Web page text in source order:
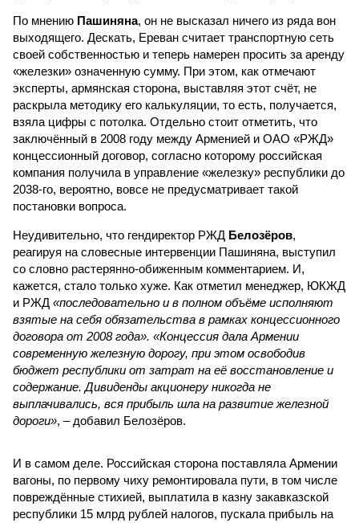
По мнению Пашиняна, он не высказал ничего из ряда вон
выходящего. Дескать, Ереван считает транспортную сеть
своей собственностью и теперь намерен просить за аренду
«железки» означенную сумму. При этом, как отмечают
эксперты, армянская сторона, выставляя этот счёт, не
раскрыла методику его калькуляции, то есть, получается,
взяла цифры с потолка. Отдельно стоит отметить, что
заключённый в 2008 году между Арменией и ОАО «РЖД»
концессионный договор, согласно которому российская
компания получила в управление «железку» республики до
2038-го, вероятно, вовсе не предусматривает такой
постановки вопроса.
Неудивительно, что гендиректор РЖД Белозёров,
реагируя на словесные интервенции Пашиняна, выступил
со словно растерянно-обиженным комментарием. И,
кажется, стало только хуже. Как отметил менеджер, ЮКЖД
и РЖД «последовательно и в полном объёме исполняют
взятые на себя обязательства в рамках концессионного
договора от 2008 года». «Концессия дала Армении
современную железную дорогу, при этом освободив
бюджет республики от затрат на её восстановление и
содержание. Дивиденды акционеру никогда не
выплачивались, вся прибыль шла на развитие железной
дороги», – добавил Белозёров.
И в самом деле. Российская сторона поставляла Армении
вагоны, по первому чиху ремонтировала пути, в том числе
повреждённые стихией, выплатила в казну закавказской
республики 15 млрд рублей налогов, пускала прибыль на